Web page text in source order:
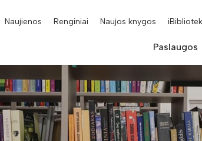
Naujienos Renginiai Naujos knygos
Paslaugos